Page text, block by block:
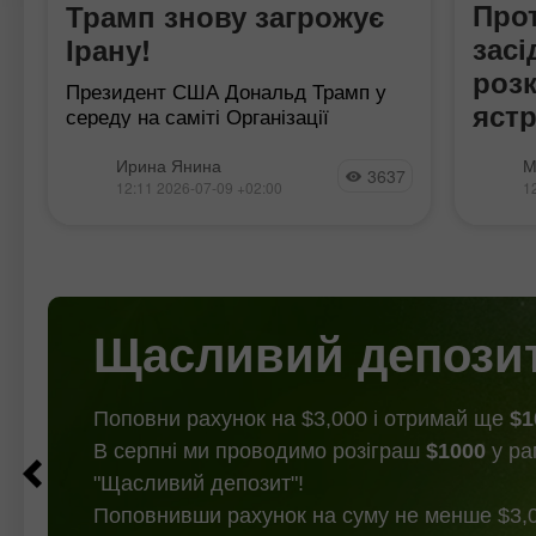
Трамп знову загрожує
Ірану!
Президент США Дональд Трамп у
середу на саміті Організації
(НАТО) значно посилив свою
риторику на адресу Ірану, про що
Ирина Янина
12:11 2026-07-09 +02:00 3637
ФРС
заяви
Щасливий
Поповни рахунок на $3,000 і отримай ще
В серпні ми проводимо розіграш $1000 у
"Щасливий депозит"!
Поповнивши рахунок на суму не менше